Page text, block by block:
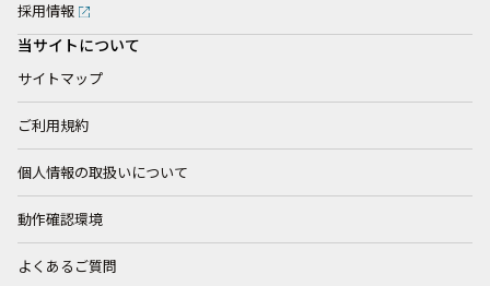
採用情報
当サイトについて
サイトマップ
ご利用規約
個人情報の取扱いについて
動作確認環境
よくあるご質問